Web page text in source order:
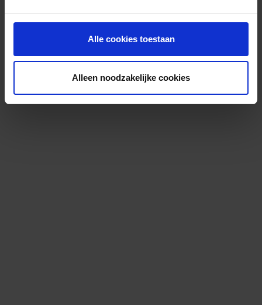
Alle cookies toestaan
Alleen noodzakelijke cookies